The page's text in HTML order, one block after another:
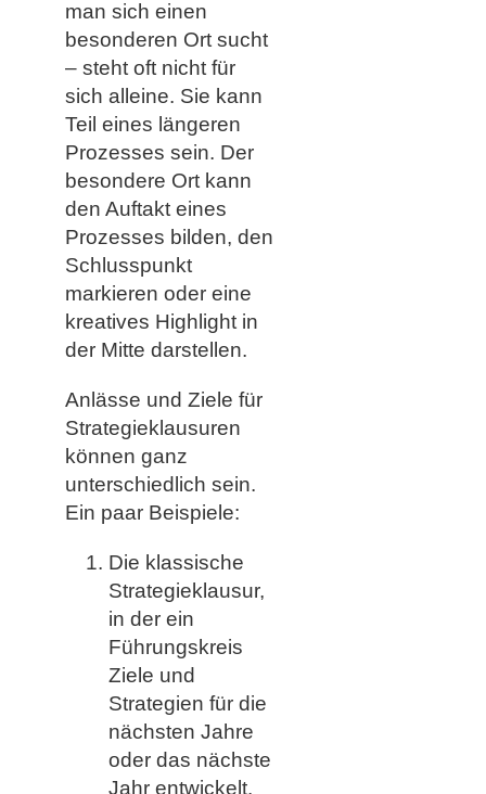
man sich einen
besonderen Ort sucht
– steht oft nicht für
sich alleine. Sie kann
Teil eines längeren
Prozesses sein. Der
besondere Ort kann
den Auftakt eines
Prozesses bilden, den
Schlusspunkt
markieren oder eine
kreatives Highlight in
der Mitte darstellen.
Anlässe und Ziele für
Strategieklausuren
können ganz
unterschiedlich sein.
Ein paar Beispiele:
Die klassische
Strategieklausur,
in der ein
Führungskreis
Ziele und
Strategien für die
nächsten Jahre
oder das nächste
Jahr entwickelt.